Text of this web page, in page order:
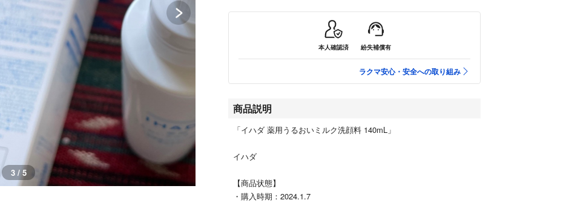
3 / 5
本人確認済 紛失補償有
ラクマ安心・安全への取り組み
商品説明
「イハダ 薬用うるおいミルク洗顔料 140mL」
イハダ
【商品状態】
・購入時期：2024.1.7